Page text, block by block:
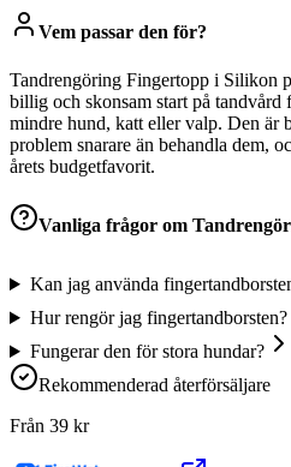
Vem passar den för?
Tandrengöring Fingertopp i Silikon
billig och skonsam start på tandvård
mindre hund, katt eller valp. Den är
problem snarare än behandla dem,
årets budgetfavorit.
Vanliga frågor om
Kan jag använda
Hur rengör jag fingertandborsten?
Fungerar den för stora hundar?
Rekommenderad återförsäljare
Från 39 kr